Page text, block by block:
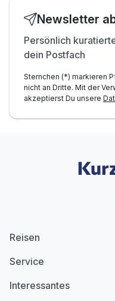
Newsletter
Persönlich
dein Postfach
Sternchen (*) markieren
nicht an Dritte. Mit der
akzeptierst Du unsere
Reisen
Service
Interessantes